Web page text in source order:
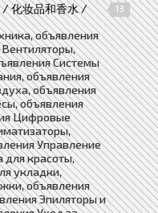
妆品和香水 /
13
объявления
Системы
объявления
объявления
объявления
Цифровые
Управление
для красоты,
укладки,
объявления
Эпиляторы и